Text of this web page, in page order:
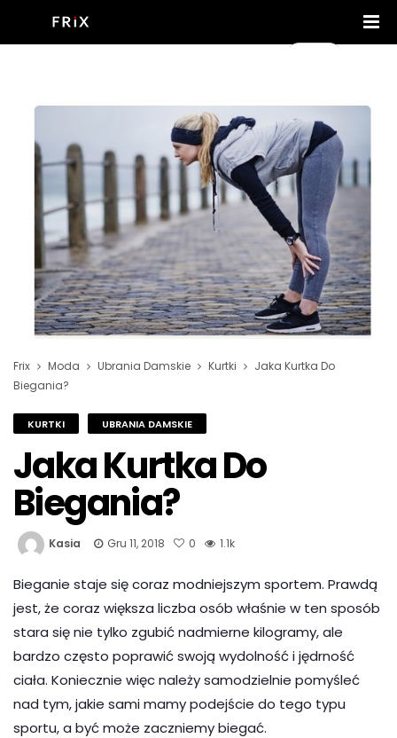
Frix Moda Ubrania Damskie Kurtki
Jaka Kurtka Do
Biegania?
KURTKI UBRANIA DAMSKIE
Jaka Kurtka Do
Biegania?
Kasia Gru 11, 2018 0 1.1k
Bieganie staje się coraz modniejszym sportem. Prawdą
jest, że coraz większa liczba osób właśnie w ten sposób
stara się nie tylko zgubić nadmierne kilogramy, ale
bardzo często poprawić swoją wydolność i jędrność
ciała. Koniecznie więc należy samodzielnie pomyśleć
nad tym, jakie sami mamy podejście do tego typu
sportu, a być może zaczniemy biegać.